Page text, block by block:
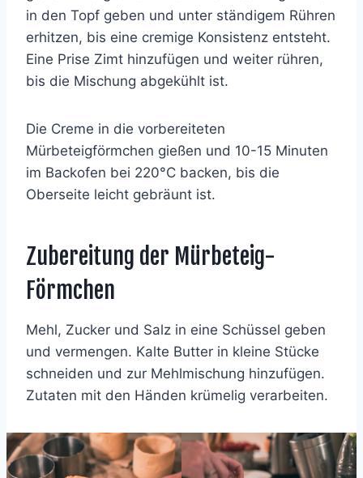
in den Topf geben und unter ständigem Rühren
erhitzen, bis eine cremige Konsistenz entsteht.
Eine Prise Zimt hinzufügen und weiter rühren,
bis die Mischung abgekühlt ist.
Die Creme in die vorbereiteten
Mürbeteigförmchen gießen und 10-15 Minuten
im Backofen bei 220°C backen, bis die
Oberseite leicht gebräunt ist.
Zubereitung der Mürbeteig-
Förmchen
Mehl, Zucker und Salz in eine Schüssel geben
und vermengen. Kalte Butter in kleine Stücke
schneiden und zur Mehlmischung hinzufügen.
Zutaten mit den Händen krümelig verarbeiten.